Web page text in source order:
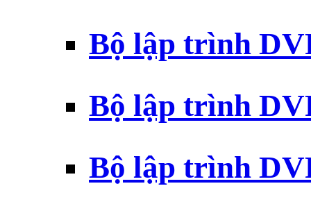
Bộ lập trình
Bộ lập trình
Bộ lập trình